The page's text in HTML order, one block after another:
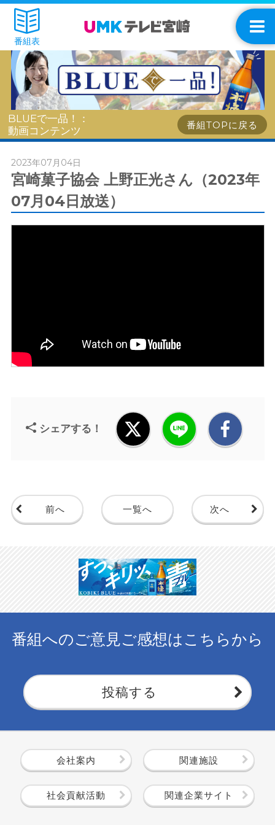
番組表
BLUEで一品！：
動画コンテンツ
番組TOPに戻る
2023年07月04日
宮崎菓子協会 上野正光さん（2023年
07月04日放送）
シェアする！
前へ 一覧へ 次へ
番組へのご意見ご感想はこちらから
投稿する
会社案内 関連施設
社会貢献活動 関連企業サイト